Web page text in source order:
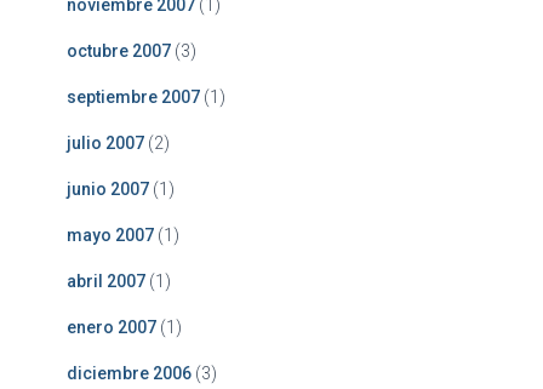
noviembre 2007 (1)
octubre 2007 (3)
septiembre 2007 (1)
julio 2007 (2)
junio 2007 (1)
mayo 2007 (1)
abril 2007 (1)
enero 2007 (1)
diciembre 2006 (3)